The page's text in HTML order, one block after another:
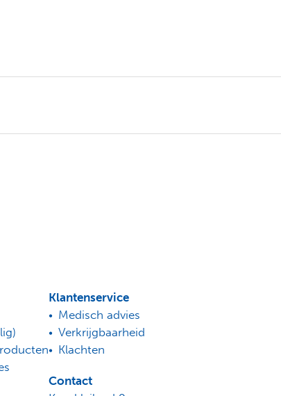
Klantenservice
Medisch advies
Verkrijgbaarheid
Klachten
Contact